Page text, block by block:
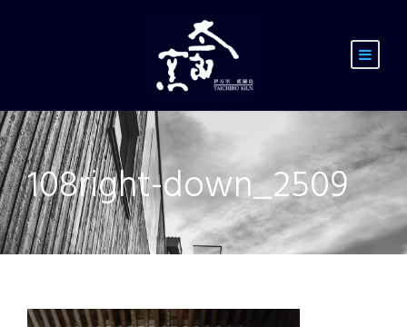
108right-down_2509